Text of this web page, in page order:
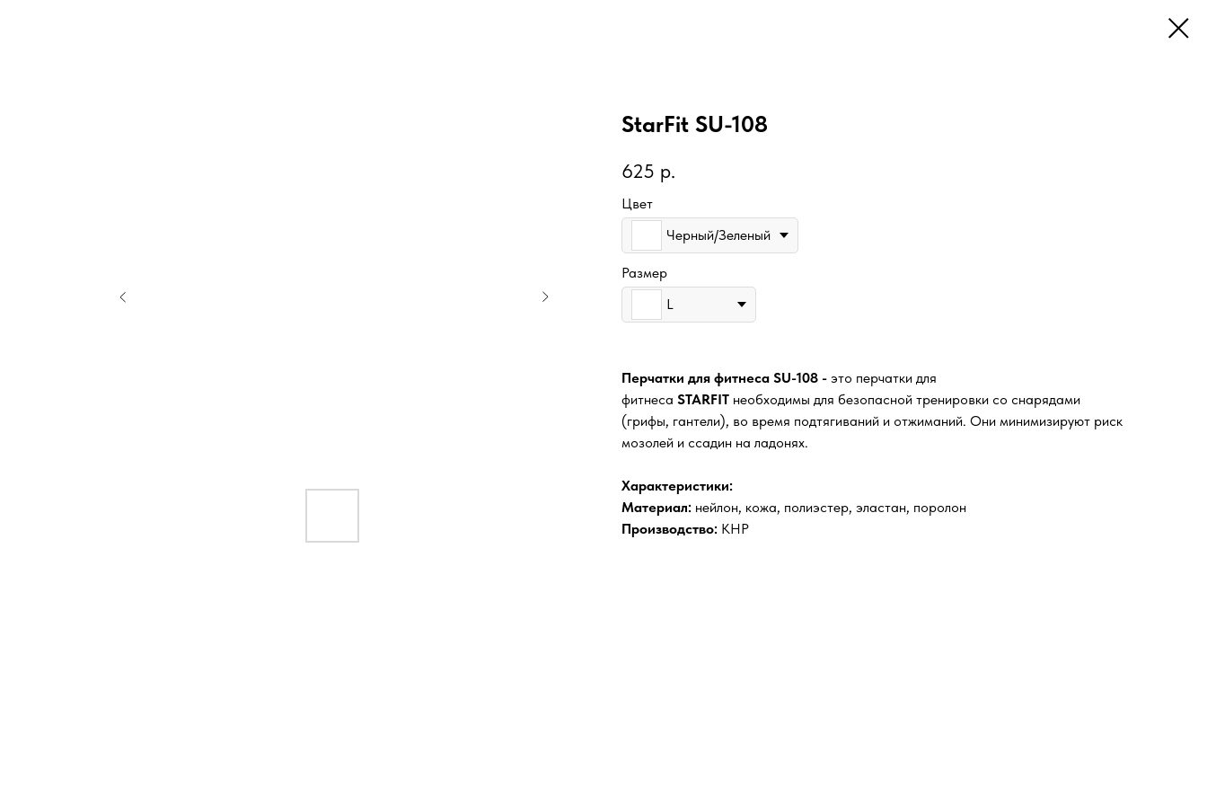
StarFit SU-108
625 р.
Цвет
Черный/Зеленый
Размер
L
Перчатки для фитнеса SU-108 - это перчатки для
фитнеса STARFIT необходимы для безопасной тренировки со снарядами
(грифы, гантели), во время подтягиваний и отжиманий. Они минимизируют риск
мозолей и ссадин на ладонях.
Характеристики:
Материал: нейлон, кожа, полиэстер, эластан, поролон
Производство: КНР